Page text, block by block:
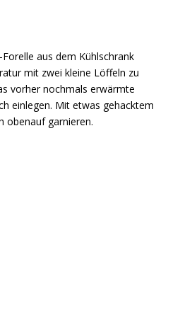
aus dem Kühlschrank
mit zwei kleine Löffeln zu
vorher nochmals erwärmte
einlegen. Mit etwas gehacktem
obenauf garnieren.